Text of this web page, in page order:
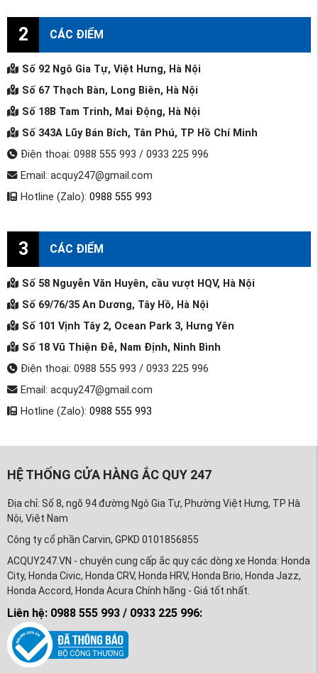
2 CÁC ĐIỂM
Số 92 Ngô Gia Tự, Việt Hưng, Hà Nội
Số 67 Thạch Bàn, Long Biên, Hà Nội
Số 18B Tam Trinh, Mai Động, Hà Nội
Số 343A Lũy Bán Bích, Tân Phú, TP Hồ Chí Minh
Điện thoại: 0988 555 993 / 0933 225 996
Email: acquy247@gmail.com
Hotline (Zalo): 0988 555 993
3 CÁC ĐIỂM
Số 58 Nguyễn Văn Huyên, cầu vượt HQV, Hà Nội
Số 69/76/35 An Dương, Tây Hồ, Hà Nội
Số 101 Vịnh Tây 2, Ocean Park 3, Hưng Yên
Số 18 Vũ Thiện Đễ, Nam Định, Ninh Bình
Điện thoại: 0988 555 993 / 0933 225 996
Email: acquy247@gmail.com
Hotline (Zalo): 0988 555 993
HỆ THỐNG CỬA HÀNG ẮC QUY 247
Địa chỉ: Số 8, ngõ 94 đường Ngô Gia Tự, Phường Việt Hưng, TP Hà
Nội, Việt Nam
Công ty cổ phần Carvin, GPKD 0101856855
ACQUY247.VN - chuyên cung cấp ắc quy các dòng xe Honda: Honda
City, Honda Civic, Honda CRV, Honda HRV, Honda Brio, Honda Jazz,
Honda Accord, Honda Acura Chính hãng - Giá tốt nhất.
Liên hệ: 0988 555 993 / 0933 225 996: